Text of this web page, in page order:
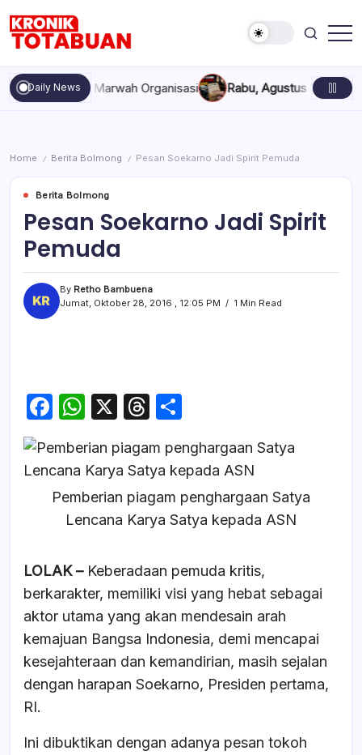
content
Totabuan
hari
ini
Kronik
Daily News
dan Marwah Organisasi Rabu, Agustus 5, 2026 , 11:44
Home / Berita Bolmong / Pesan Soekarno Jadi Spirit Pemuda
Berita Bolmong
Pesan Soekarno Jadi Spirit
Pemuda
By Retho Bambuena
Jumat, Oktober 28, 2016 , 12:05 PM
1 Min Read
F
c
e
b
o
o
k
W
at
s
A
p
p
X
T
e
a
d
s
ar
e
Pemberian piagam penghargaan Satya
Lencana Karya Satya kepada ASN
LOLAK –Keberadaan pemuda kritis,
berkarakter, memiliki visi yang hebat sebagai
aktor utama yang akan mendesain arah
kemajuan Bangsa Indonesia, demi mencapai
kesejahteraan dan kemandirian, masih sejalan
dengan harapan Soekarno, Presiden pertama,
RI.
Ini dibuktikan dengan adanya pesan tokoh